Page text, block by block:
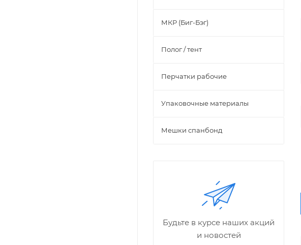
МКР (Биг-Бэг)
Полог / тент
Перчатки рабочие
Упаковочные материалы
Мешки спанбонд
Будьте в курсе наших акций
и новостей